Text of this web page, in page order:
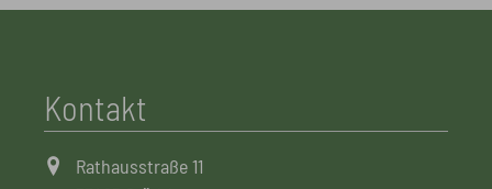
Kontakt
Rathausstraße 11